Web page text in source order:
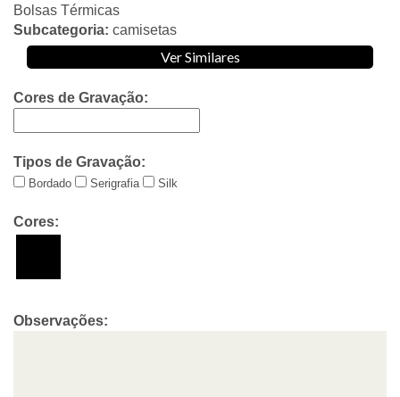
Bolsas Térmicas
Subcategoria: camisetas
Ver Similares
Cores de Gravação:
Tipos de Gravação:
Bordado Serigrafia Silk
Cores:
Observações: